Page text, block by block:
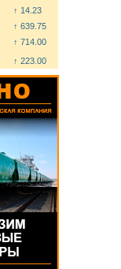
↑ 14.23
↑ 639.75
↑ 714.00
↑ 223.00